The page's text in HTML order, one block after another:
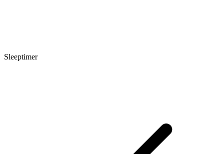
Sleeptimer